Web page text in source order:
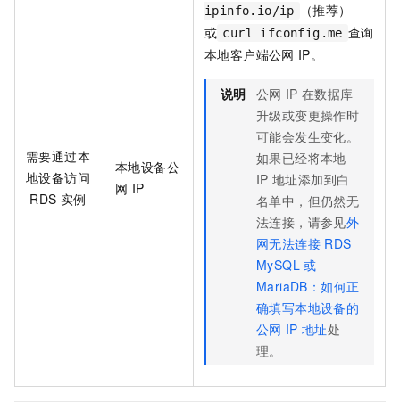
需要通过本
地设备访问
RDS 实例
本地设备公
网 IP
ipinfo.io/ip
（推荐）
或 curl ifconfig.me 查询
本地客户端公网 IP。
说明 公网 IP 在数据库
升级或变更操作时
可能会发生变化。
如果已经将本地
IP 地址添加到白
名单中，但仍然无
法连接，请参见外
网无法连接 RDS
MySQL 或
MariaDB：如何正
确填写本地设备的
公网 IP 地址处
理。